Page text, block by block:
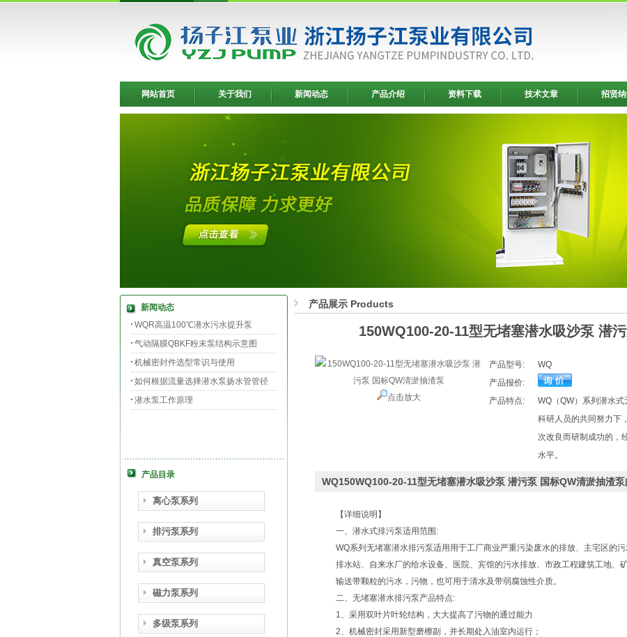
网站首页 关于我们 新闻动态 产品介绍 资料下载 技术文章 招贤
新闻动态
WQR高温100℃潜水污水提升泵
气动隔膜QBKF粉末泵结构示意图
机械密封件选型常识与使用
如何根据流量选择潜水泵扬水管管径
潜水泵工作原理
产品目录
离心泵系列
排污泵系列
真空泵系列
磁力泵系列
多级泵系列
产品展示 Products
150WQ100-20-11型无堵塞潜水吸沙泵 潜
点击放大
产品型号:
WQ
产品报价:
产品特点:
WQ（QW）系列潜水
科研人员的共同努力下
次改良而研制成功的，
水平。
WQ150WQ100-20-11型无堵塞潜水吸沙泵 潜污泵 国标QW清淤抽渣泵
【详细说明】
一、潜水式排污泵适用范围:
WQ系列无堵塞潜水排污泵适用用于工厂商业严重污染废水的排放、主宅区的
排水站、自来水厂的给水设备、医院、宾馆的污水排放、市政工程建筑工地、
输送带颗粒的污水，污物，也可用于清水及带弱腐蚀性介质。
二、 无堵塞潜水排污泵产品特点:
1、采用双叶片叶轮结构，大大提高了污物的通过能力
2、机械密封采用新型磨檫副，并长期处入油室内运行；